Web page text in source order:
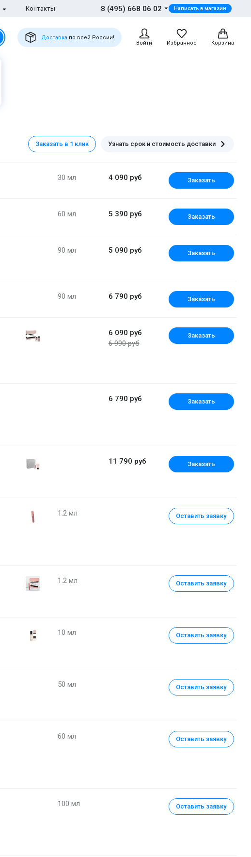
Контакты 8 (495) 668 06 02 Написать в магазин
Доставка по всей России!
Войти
Избранное Корзина
Скидка 13%!
Заказать в 1 клик Узнать срок и стоимость доставки
4 090 руб
30 мл Заказать
5 390 руб
60 мл Заказать
5 090 руб
90 мл Заказать
6 790 руб
90 мл Заказать
6 090 руб
6 990 руб
Заказать
6 790 руб Заказать
11 790 руб Заказать
1.2 мл Оставить заявку
1.2 мл Оставить заявку
10 мл Оставить заявку
50 мл Оставить заявку
60 мл Оставить заявку
100 мл Оставить заявку